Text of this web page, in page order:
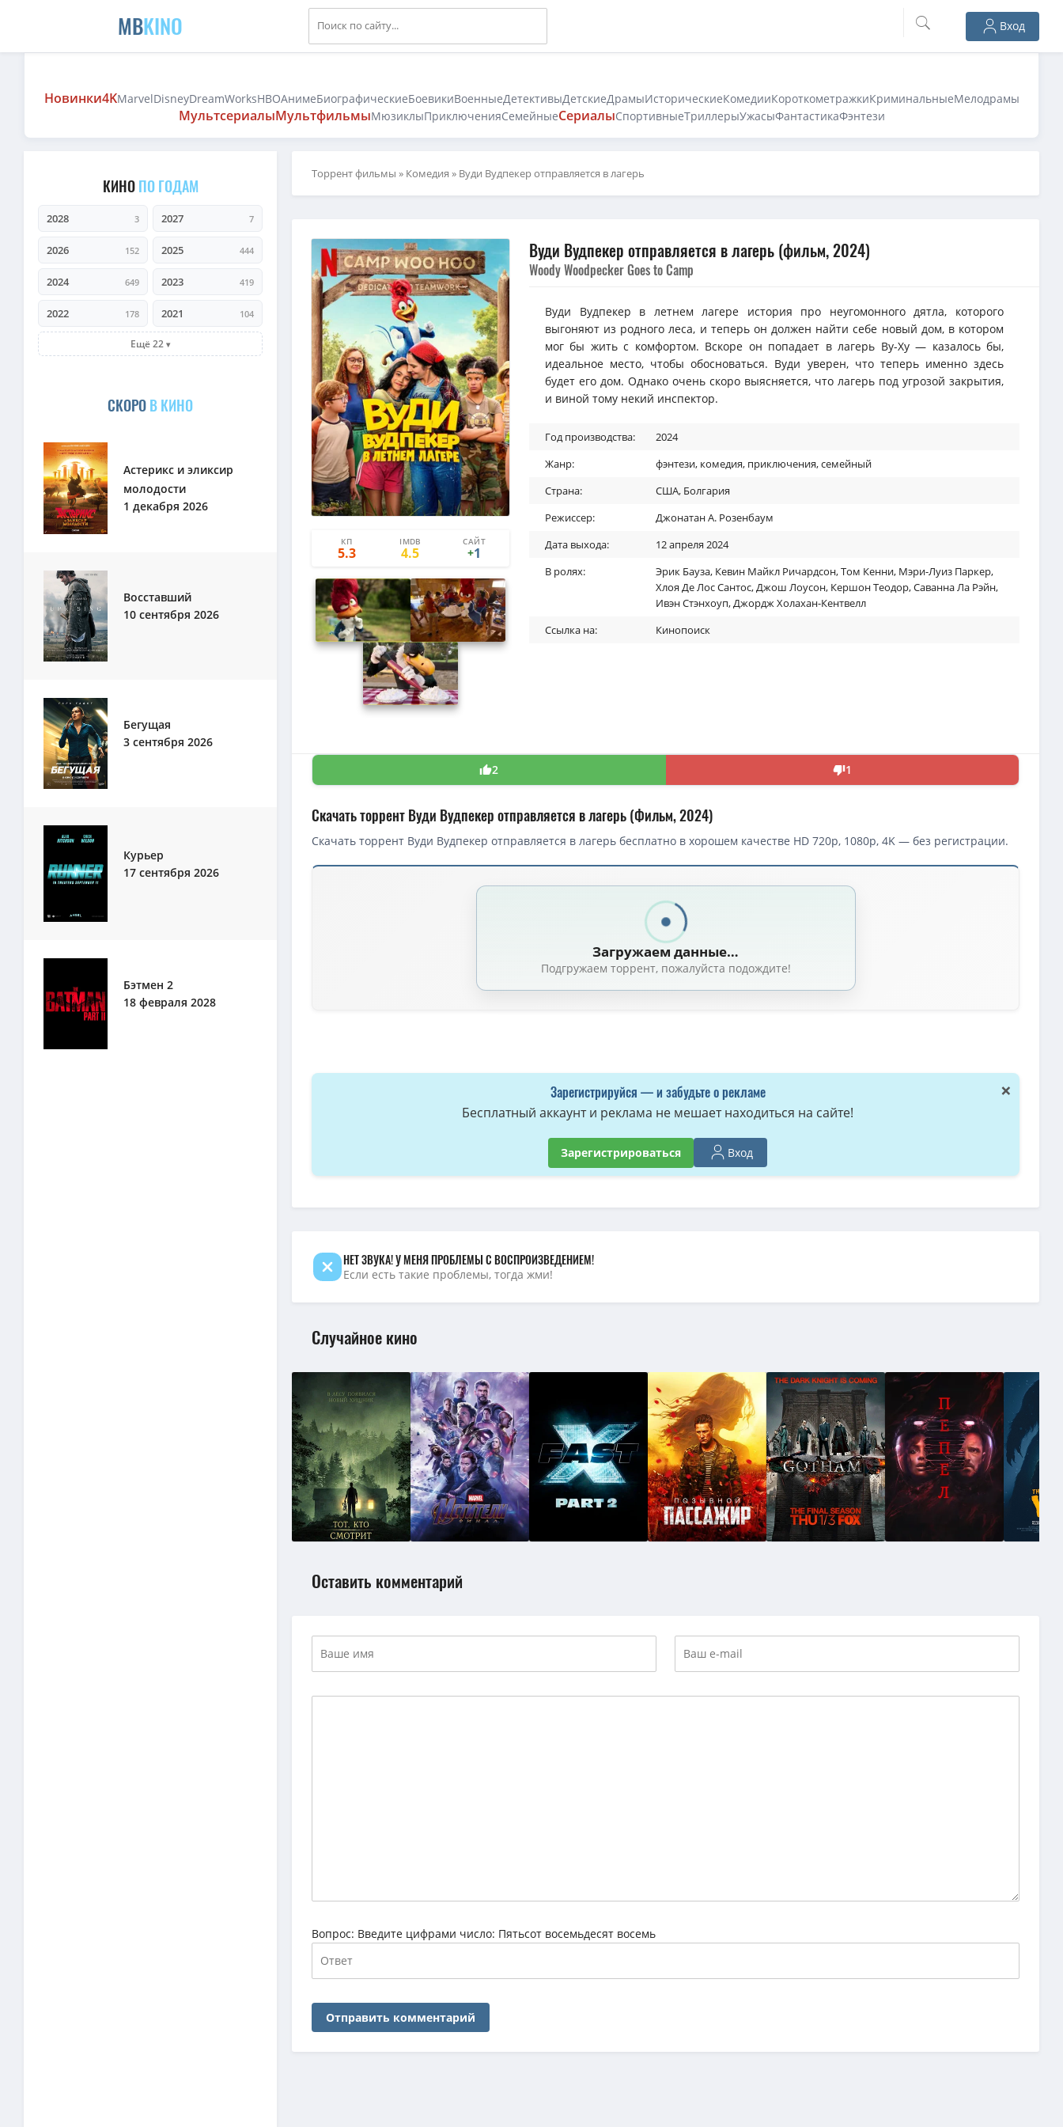
MBKINO Вход
Новинки4KMarvelDisneyDreamWorksHBOАнимеБиографическиеБоевикиВоенныеДетективыДетскиеДрамыИсторическиеКомедииКороткометражкиКриминальныеМелодрамы
МультсериалыМультфильмыМюзиклыПриключенияСемейныеСериалыСпортивныеТриллерыУжасыФантастикаФэнтези
КИНОПО ГОДАМ
2028 3 2027 7
2026 152 2025 444
2024 649 2023 419
2022 178 2021 104
Ещё 22
СКОРОВ КИНО
Астерикс и эликсир
молодости
1 декабря 2026
Восставший
10 сентября 2026
Бегущая
3 сентября 2026
Курьер
17 сентября 2026
Бэтмен 2
18 февраля 2028
Торрент фильмы » Комедия » Вуди Вудпекер отправляется в лагерь
КП
5.3
IMDB
4.5
САЙТ
21
+1
Вуди Вудпекер отправляется в лагерь (фильм, 2024)
Woody Woodpecker Goes to Camp
Вуди Вудпекер в летнем лагере история про неугомонного дятла, которого
выгоняют из родного леса, и теперь он должен найти себе новый дом, в котором
мог бы жить с комфортом. Вскоре он попадает в лагерь Ву-Ху — казалось бы,
идеальное место, чтобы обосноваться. Вуди уверен, что теперь именно здесь
будет его дом. Однако очень скоро выясняется, что лагерь под угрозой закрытия,
и виной тому некий инспектор.
Год производства:
2024
Жанр:
фэнтези, комедия, приключения,семейный
Страна:
США, Болгария
Режиссер:
Джонатан А. Розенбаум
Дата выхода:
12 апреля 2024
В ролях:
Эрик Бауза, Кевин Майкл Ричардсон,Том Кенни, Мэри-Луиз Паркер,
Хлоя Де Лос Сантос,Джош Лоусон, Кершон Теодор,Саванна Ла Рэйн,
Ивэн Стэнхоуп,Джордж Холахан-Кентвелл
Ссылка на:
Кинопоиск
2 1
Скачать торрент Вуди Вудпекер отправляется в лагерь (Фильм, 2024)
Скачать торрент Вуди Вудпекер отправляется в лагерь бесплатно в хорошем качестве HD 720p, 1080p, 4K — без регистрации.
Скачать торрент — Вуди Вудпекер отправляется в лагерь / Woody Woodpecker Goes to Camp (2024)
1080p — Вуди Вудпекер отправляется в лагерь / Woody Woodpecker Goes to Camp (2024) WEB-DL 1080p | D
1080p — Вуди Вудпекер отправляется в лагерь / Вуди Вудпекер в летнем лагере / Woody Woodpecker Goes to Camp (Джонатан А. Розенбаум /
Вуди Вудпекер отправляется в лагерь / Woody Woodpecker Goes to Camp (2024) WEB-DLRip от New-Team | D
Вуди Вудпекер отправляется в лагерь / Woody Woodpecker Goes to Camp (Джонатан А. Розенбаум / Jonathan A. Rosenbaum) [2024, США, Болгария,
Загружаем данные…
Подгружаем торрент, пожалуйста подождите!
×
Зарегистрируйся — и забудьте о рекламе
Бесплатный аккаунт и реклама не мешает находиться на сайте!
Зарегистрироваться Вход
НЕТ ЗВУКА! У МЕНЯ ПРОБЛЕМЫ С ВОСПРОИЗВЕДЕНИЕМ!
Если есть такие проблемы, тогда жми!
Случайное кино
Оставить комментарий
Вопрос: Введите цифрами число: Пятьсот восемьдесят восемь
Отправить комментарий